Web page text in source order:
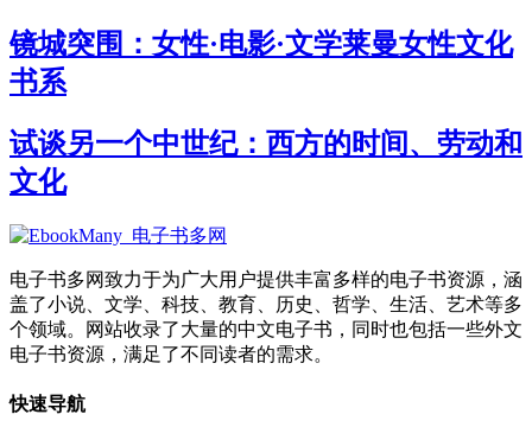
镜城突围：女性·电影·文学莱曼女性文化
书系
试谈另一个中世纪：西方的时间、劳动和
文化
电子书多网致力于为广大用户提供丰富多样的电子书资源，涵
盖了小说、文学、科技、教育、历史、哲学、生活、艺术等多
个领域。网站收录了大量的中文电子书，同时也包括一些外文
电子书资源，满足了不同读者的需求。
快速导航